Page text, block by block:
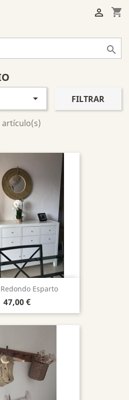
shopping_cart


 FILTRAR
artículo(s)
Esparto
Precio
47,00 €